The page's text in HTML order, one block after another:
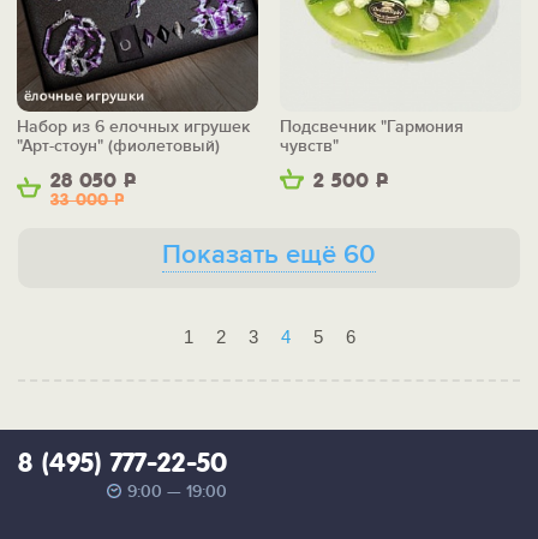
28 050 Р
33 000Р
Набор из 6 елочных игрушек
"Арт-стоун" (фиолетовый)
2 500 Р
Подсвечник "Гармония
чувств"
Показать ещё 60
1 2 3 4 5 6
8 (495) 777-22-50
9:00 — 19:00